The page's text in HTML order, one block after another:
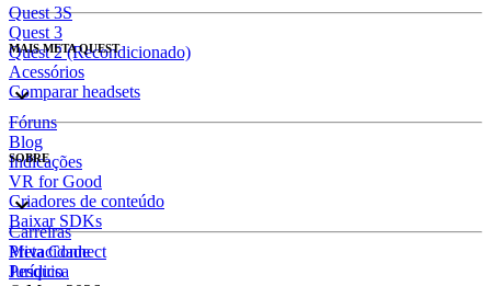
Quest 3S
Quest 3
Quest 2 (Recondicionado)
Acessórios
Comparar headsets
MAIS META QUEST
Fóruns
Blog
Indicações
VR for Good
Criadores de conteúdo
Baixar SDKs
SOBRE
Carreiras
Meta Connect
Pesquisa
Privacidade
Jurídico